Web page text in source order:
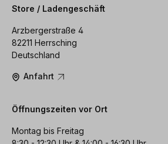
Store / Ladengeschäft
Arzbergerstraße 4
82211 Herrsching
Deutschland
Anfahrt
Öffnungszeiten vor Ort
Montag bis Freitag